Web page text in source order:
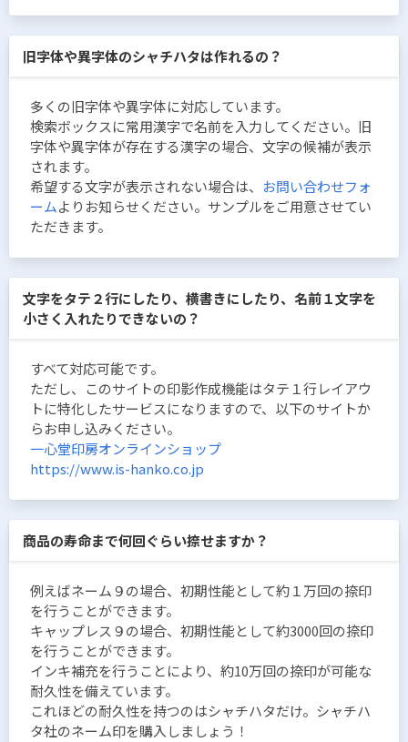
旧字体や異字体のシャチハタは作れるの？
多くの旧字体や異字体に対応しています。
検索ボックスに常用漢字で名前を入力してください。旧
字体や異字体が存在する漢字の場合、文字の候補が表示
されます。
希望する文字が表示されない場合は、 お問い合わせフォ
ームよりお知らせください。サンプルをご用意させてい
ただきます。
文字をタテ２行にしたり、横書きにしたり、名前１文字を
小さく入れたりできないの？
すべて対応可能です。
ただし、このサイトの印影作成機能はタテ１行レイアウ
トに特化したサービスになりますので、以下のサイトか
らお申し込みください。
一心堂印房オンラインショップ
https://www.is-hanko.co.jp
商品の寿命まで何回ぐらい捺せますか？
例えばネーム９の場合、初期性能として約１万回の捺印
を行うことができます。
キャップレス９の場合、初期性能として約3000回の捺印
を行うことができます。
インキ補充を行うことにより、約10万回の捺印が可能な
耐久性を備えています。
これほどの耐久性を持つのはシャチハタだけ。シャチハ
タ社のネーム印を購入しましょう！